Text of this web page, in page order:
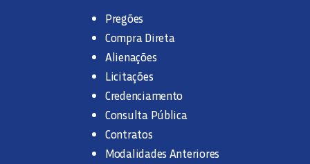
Pregões
Compra Direta
Alienações
Licitações
Credenciamento
Consulta Pública
Contratos
Modalidades Anteriores